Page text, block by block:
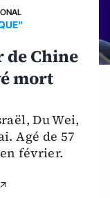
de Chine
mort
Du Wei,
Agé de 57
février.